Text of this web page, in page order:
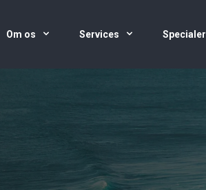
Om os Services Specialer